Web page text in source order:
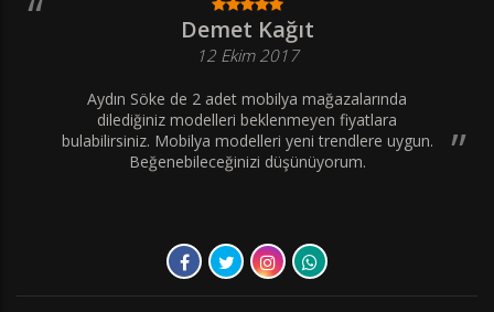
Demet Kağıt
12 Ekim 2017
Aydın Söke de 2 adet mobilya mağazalarında
dilediğiniz modelleri beklenmeyen fiyatlara
bulabilirsiniz. Mobilya modelleri yeni trendlere uygun.
Beğenebileceğinizi düşünüyorum.